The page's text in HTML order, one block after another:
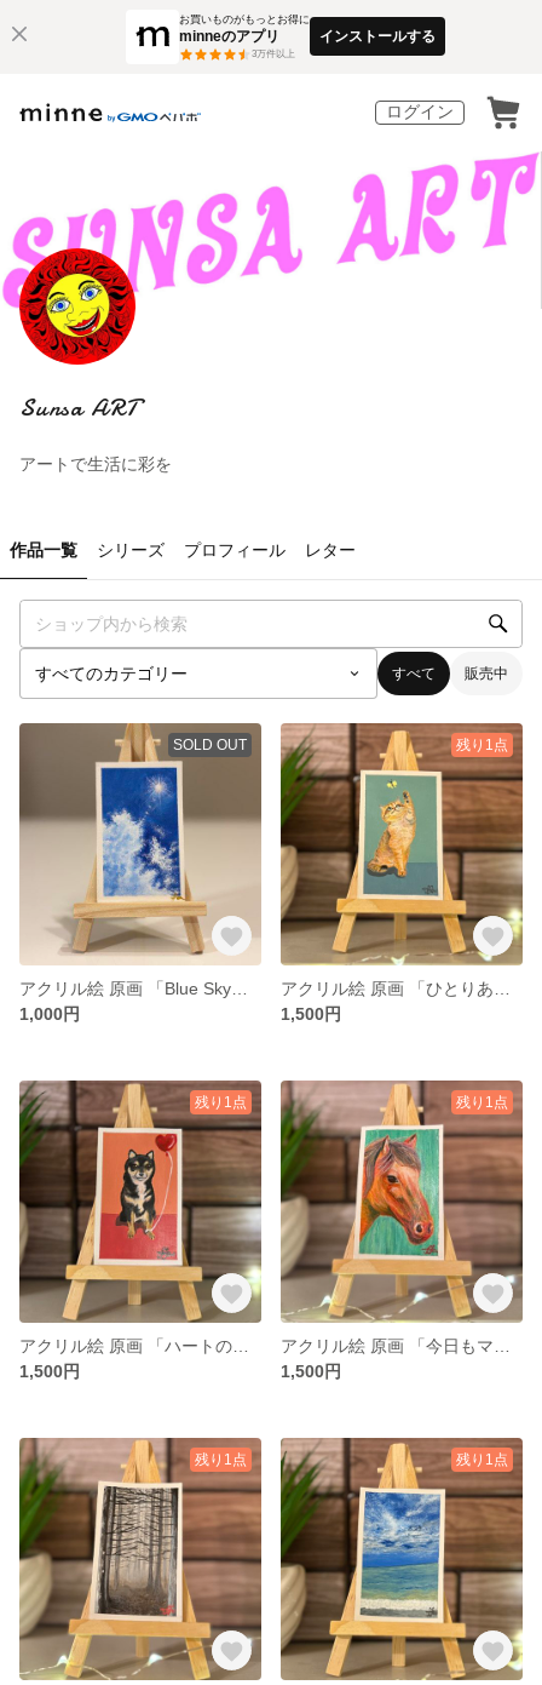
お買いものがもっとお得に
minneのアプリ
3万件以上
インストールする
ログイン
Sunsa ART
アートで生活に彩を
作品一覧 シリーズ プロフィール レター
すべて 販売中
SOLD OUT
1,000円
残り1点
1,500円
残り1点
1,500円
残り1点
1,500円
残り1点 残り1点